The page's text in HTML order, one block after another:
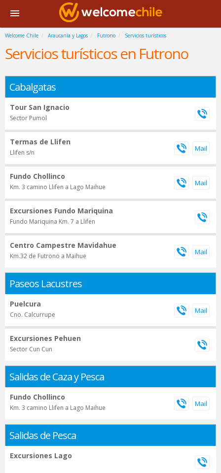
Welcome Chile Araucanía y Lagos Futrono Servicios turísticos
Servicios turísticos en Futrono
Cabalgatas
Tour San Ignacio
Sector Pumol
Termas de Llifen
Llifen s/n
Fundo Chollinco
Km. 3 camino Llifen a Lago Maihue
Excursiones Fundo Mariquina
Fundo Mariquina Km. 7 a Llifen
Centro Campestre Mavidahue
Km.32 de Futrono a Maihue
Paseos Lacustres
Puelcura
Cno. Calcurrupe
Excursiones Pehuen
Sector Cun Cun
Salidas de Caza y Pesca
Fundo Chollinco
Km. 3 camino Llifen a Lago Maihue
Salidas de Pesca
Excursiones Lago